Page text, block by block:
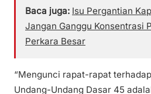
Baca juga: Isu Pergantian
Jangan Ganggu Konsentrasi
Perkara Besar
“Mengunci rapat-rapat
Undang-Undang Dasar 45